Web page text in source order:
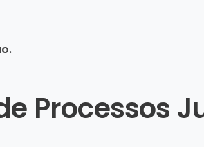
Processos